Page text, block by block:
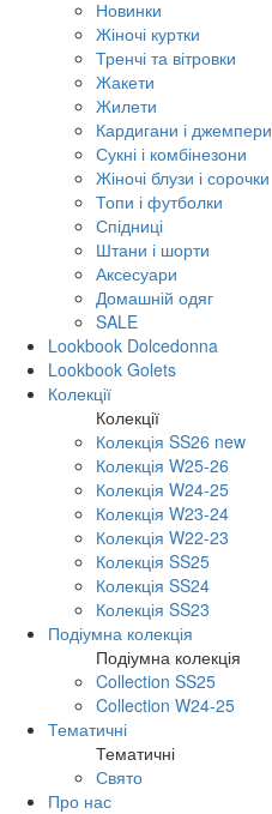
Новинки
Жіночі куртки
Тренчі та вітровки
Жакети
Жилети
Кардигани і джемпери
Сукні і комбінезони
Жіночі блузи і сорочки
Топи і футболки
Спідниці
Штани і шорти
Аксесуари
Домашній одяг
SALE
Lookbook Dolcedonna
Lookbook Golets
Колекції
Колекції
Колекція SS26 new
Колекція W25-26
Колекція W24-25
Колекція W23-24
Колекція W22-23
Колекція SS25
Колекція SS24
Колекція SS23
Подіумна колекція
Подіумна колекція
Collection SS25
Collection W24-25
Тематичні
Тематичні
Свято
Про нас